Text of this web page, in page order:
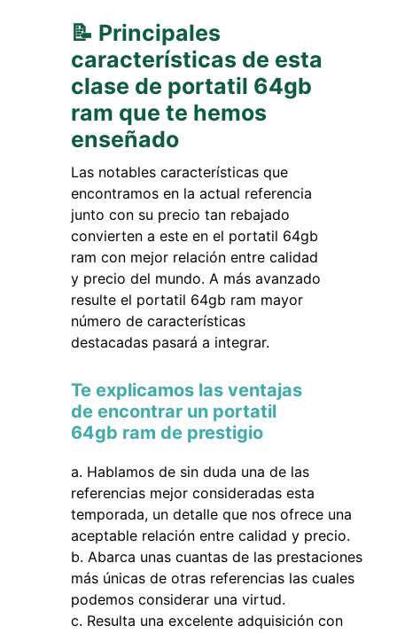
📝 Principales
características de esta
clase de portatil 64gb
ram que te hemos
enseñado
Las notables características que
encontramos en la actual referencia
junto con su precio tan rebajado
convierten a este en el portatil 64gb
ram con mejor relación entre calidad
y precio del mundo. A más avanzado
resulte el portatil 64gb ram mayor
número de características
destacadas pasará a integrar.
Te explicamos las ventajas
de encontrar un portatil
64gb ram de prestigio
Hablamos de sin duda una de las
referencias mejor consideradas esta
temporada, un detalle que nos ofrece una
aceptable relación entre calidad y precio.
Abarca unas cuantas de las prestaciones
más únicas de otras referencias las cuales
podemos considerar una virtud.
Resulta una excelente adquisición con